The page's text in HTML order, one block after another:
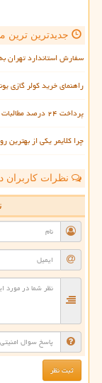
جدیدترین ترین
سفارش استاندارد تهران
راهنمای خرید کولر گازی
پرداخت ۲۴ درصد مطالبات گندمکاران
چرا کلایمر یکی از
نظرات کاربران